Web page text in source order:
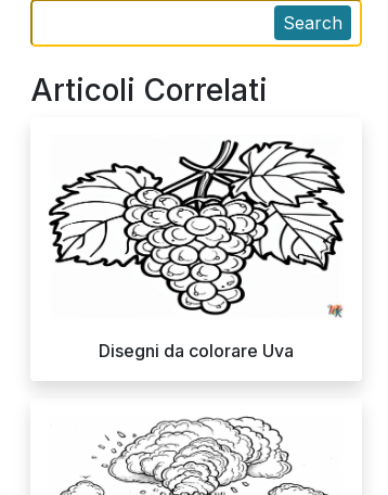
Search
Articoli Correlati
Disegni da colorare Uva